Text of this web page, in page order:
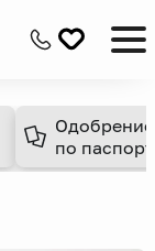
Одобрение
по